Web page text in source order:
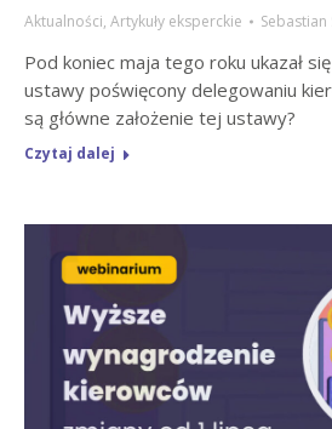
Aktualności, Artykuły eksperckie Sebastian
Pod koniec maja tego roku ukazał
ustawy poświęcony delegowaniu
są główne założenie tej ustawy?
Czytaj dalej